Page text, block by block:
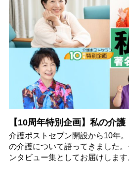
【10周年特別企画】私の介護
介護ポストセブン開設から10年
の介護について語ってきました
ンタビュー集としてお届けします